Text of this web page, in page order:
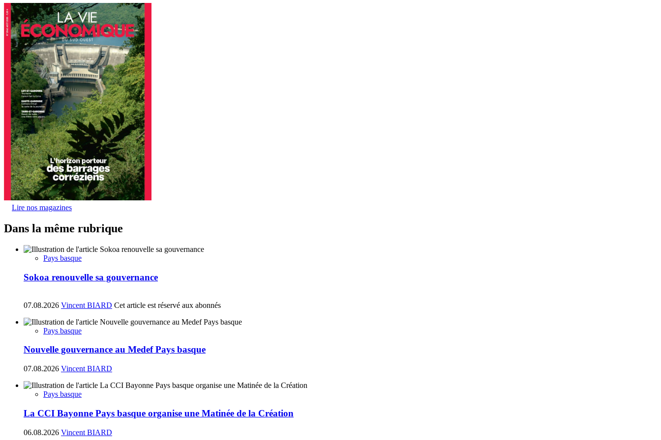
Lire nos magazines
Dans la même rubrique
Pays basque
Sokoa renouvelle sa gouvernance
07.08.2026 Vincent BIARD Cet article est réservé aux abonnés
Pays basque
Nouvelle gouvernance au Medef Pays basque
07.08.2026 Vincent BIARD
Pays basque
La CCI Bayonne Pays basque organise une Matinée de la Création
06.08.2026 Vincent BIARD